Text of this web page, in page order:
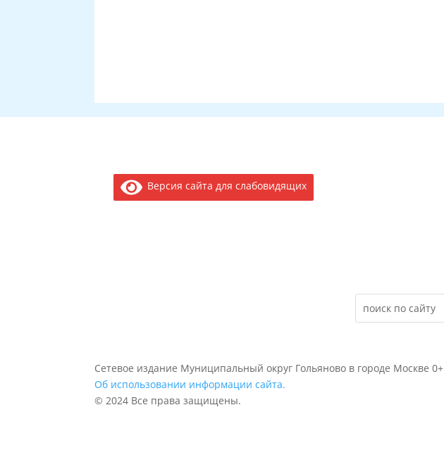
Версия сайта для слабовидящих
Сетевое издание Муниципальный округ Гольяново в городе Москве 0+
Об использовании информации сайта.
© 2024 Все права защищены.